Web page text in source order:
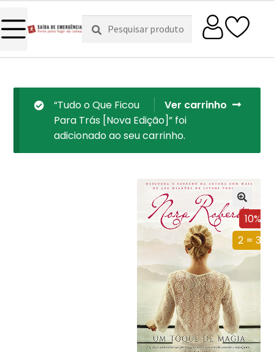
Pesquisar
por:
Pesquisa
Ver carrinho
“Tudo o Que Ficou
Para Trás [Nova Edição]” foi
adicionado ao seu carrinho.
10%
2 = 3